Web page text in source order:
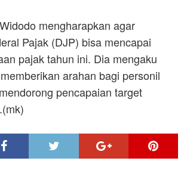
mengharapkan agar
Pajak (DJP) bisa mencapai
pajak tahun ini. Dia mengaku
arahan bagi personil
pencapaian target
(mk)